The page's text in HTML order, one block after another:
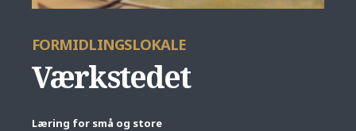
FORMIDLINGSLOKALE
Værkstedet
Læring for små og store